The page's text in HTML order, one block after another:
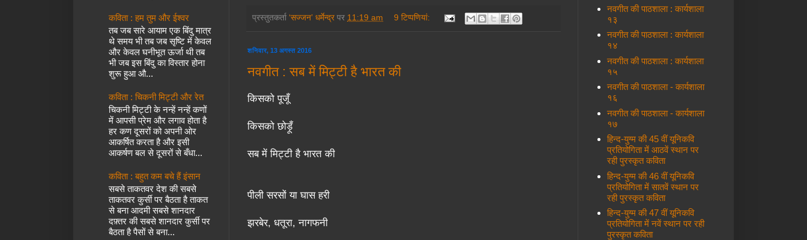
प्रस्तुतकर्ता ‘सज्जन’ धर्मेन्द्र पर 11:19 am 9 टिप्‍पणियां:
शनिवार, 13 अगस्त 2016
नवगीत : सब में मिट्टी है भारत की
किसको पूजूँ
किसको छोड़ूँ
सब में मिट्टी है भारत की
पीली सरसों या घास हरी
झरबेर, धतूरा, नागफनी
कविता : हम तुम और ईश्वर
तब जब सारे आयाम एक बिंदु मात्र
थे समय भी तब जब सृष्टि में केवल
और केवल घनीभूत ऊर्जा थी तब
भी जब इस बिंदु का विस्तार होना
शुरू हुआ औ...
कविता : चिकनी मिट्टी और रेत
चिकनी मिट्टी के नन्हें नन्हें कणों
में आपसी प्रेम और लगाव होता है
हर कण दूसरों को अपनी ओर
आकर्षित करता है और इसी
आकर्षण बल से दूसरों से बँधा...
कविता : बहुत कम बचे हैं इंसान
सबसे ताकतवर देश की सबसे
ताकतवर कुर्सी पर बैठता है ताकत
से बना आदमी सबसे शानदार
दफ़्तर की सबसे शानदार कुर्सी पर
बैठता है पैसों से बना...
नवगीत की पाठशाला : कार्यशाला
१३
नवगीत की पाठशाला : कार्यशाला
१४
नवगीत की पाठशाला : कार्यशाला
१५
नवगीत की पाठशाला - कार्यशाला
१६
नवगीत की पाठशाला - कार्यशाला
१७
हिन्द-युग्म की 45 वीं यूनिकवि
प्रतियोगिता में आठवें स्थान पर
रही पुरस्कृत कविता
हिन्द-युग्म की 46 वीं यूनिकवि
प्रतियोगिता में सातवें स्थान पर
रही पुरस्कृत कविता
हिन्द-युग्म की 47 वीं यूनिकवि
प्रतियोगिता में नवें स्थान पर रही
पुरस्कृत कविता